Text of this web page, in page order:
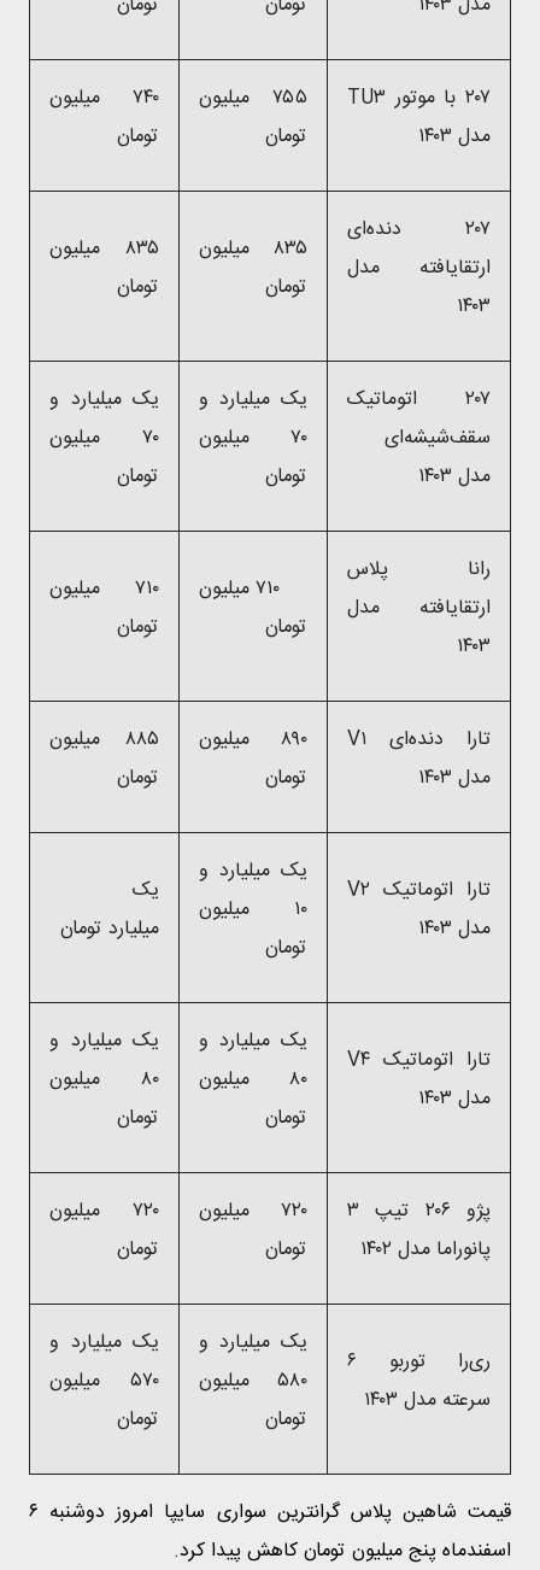
۲۰۷ با موتور TU۳
مدل ۱۴۰۳
۷۵۵ میلیون
تومان
۷۴۰ میلیون
تومان
۲۰۷ دنده‌ای
ارتقایافته مدل
۱۴۰۳
۸۳۵ میلیون
تومان
۸۳۵ میلیون
تومان
۲۰۷ اتوماتیک
سقف‌شیشه‌ای
مدل ۱۴۰۳
یک میلیارد و
۷۰ میلیون
تومان
یک میلیارد و
۷۰ میلیون
تومان
رانا پلاس
ارتقایافته مدل
۱۴۰۳
۷۱۰ میلیون
تومان
۷۱۰ میلیون
تومان
تارا دنده‌ای V۱
مدل ۱۴۰۳
۸۹۰ میلیون
تومان
۸۸۵ میلیون
تومان
تارا اتوماتیک V۲
مدل ۱۴۰۳
یک میلیارد و
۱۰ میلیون
تومان
یک
میلیارد تومان
تارا اتوماتیک V۴
مدل ۱۴۰۳
یک میلیارد و
۸۰ میلیون
تومان
یک میلیارد و
۸۰ میلیون
تومان
پژو ۲۰۶ تیپ ۳
پانوراما مدل ۱۴۰۲
۷۲۰ میلیون
تومان
۷۲۰ میلیون
تومان
ری‌را توربو ۶
سرعته مدل ۱۴۰۳
یک میلیارد و
۵۸۰ میلیون
تومان
یک میلیارد و
۵۷۰ میلیون
تومان
قیمت شاهین پلاس گرانترین سواری سایپا امروز دوشنبه ۶
اسفندماه پنج میلیون تومان کاهش پیدا کرد.